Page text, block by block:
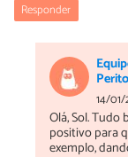
Responder
14/01/
Olá, Sol.
positivo para
exemplo,